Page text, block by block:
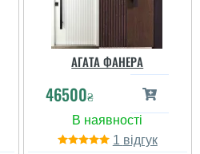
АГАТА ФАНЕРА
46500₴
1